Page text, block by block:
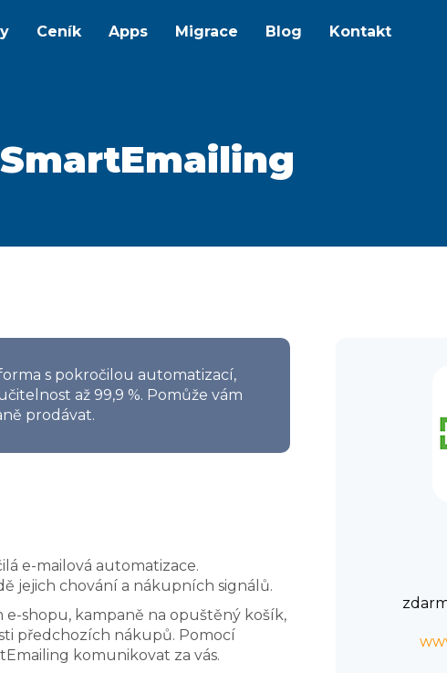
Ceník Apps Migrace Blog Kontakt
SmartEmailing
s pokročilou automatizací,
až 99,9 %. Pomůže vám
prodávat.
e-mailová automatizace.
jejich chování a nákupních signálů.
shopu, kampaně na opuštěný košík,
předchozích nákupů. Pomocí
komunikovat za vás.